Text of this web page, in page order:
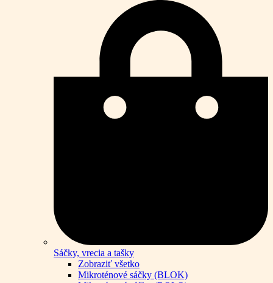
Sáčky, vrecia a tašky
Zobraziť všetko
Mikroténové sáčky (BLOK)